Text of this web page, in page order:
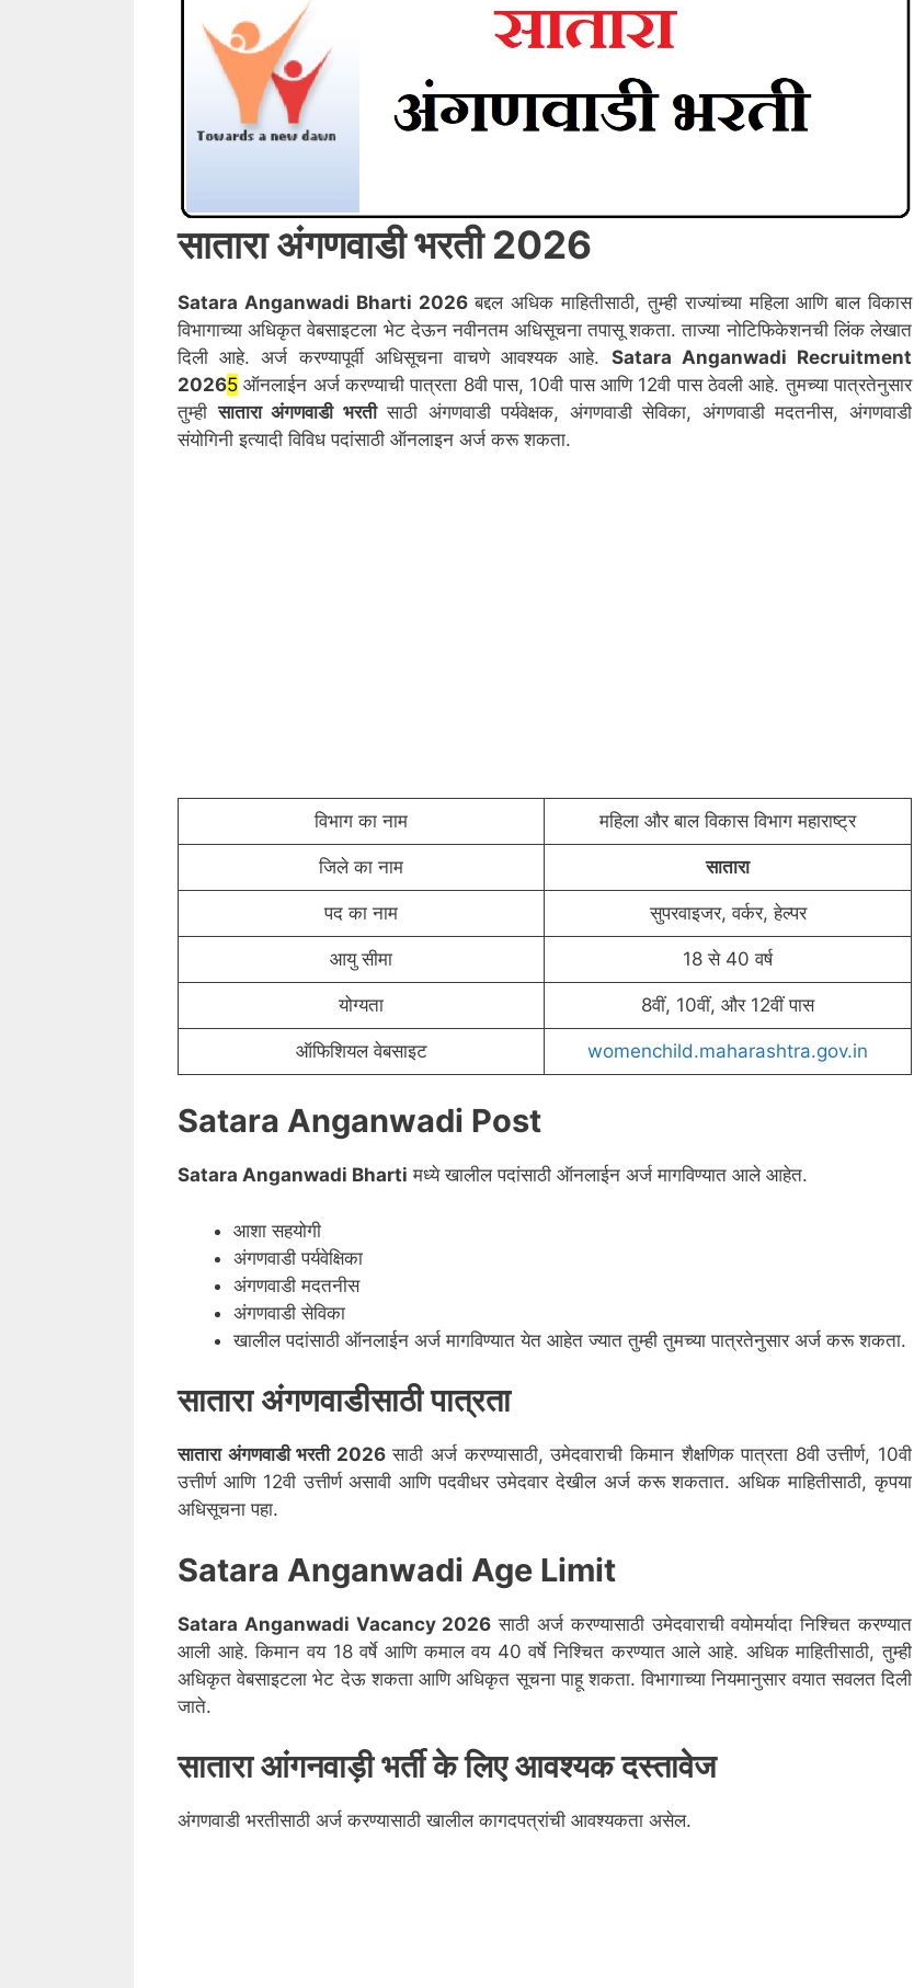
साताराअंगणवाडी भरती 2026
Satara Anganwadi Bharti 2026बद्दल अधिक माहितीसाठी, तुम्ही राज्यांच्या महिला आणि बाल विकास
विभागाच्या अधिकृत वेबसाइटला भेट देऊन नवीनतम अधिसूचना तपासू शकता. ताज्या नोटिफिकेशनची लिंक लेखात
दिली आहे. अर्ज करण्यापूर्वी अधिसूचना वाचणे आवश्यक आहे. Satara Anganwadi Recruitment
20265 ऑनलाईन अर्ज करण्याची पात्रता 8वी पास, 10वी पास आणि 12वी पास ठेवली आहे. तुमच्या पात्रतेनुसार
तुम्हीसाताराअंगणवाडी भरतीसाठी अंगणवाडी पर्यवेक्षक, अंगणवाडी सेविका, अंगणवाडी मदतनीस, अंगणवाडी
संयोगिनी इत्यादी विविध पदांसाठी ऑनलाइन अर्ज करू शकता.
विभाग का नाम महिला और बाल विकास विभाग महाराष्ट्र
जिले का नाम सातारा
पद का नाम सुपरवाइजर, वर्कर, हेल्पर
आयु सीमा 18 से 40 वर्ष
योग्यता 8वीं, 10वीं, और 12वीं पास
ऑफिशियल वेबसाइट womenchild.maharashtra.gov.in
Satara Anganwadi Post
Satara Anganwadi Bharti मध्ये खालील पदांसाठी ऑनलाईन अर्ज मागविण्यात आले आहेत.
आशा सहयोगी
अंगणवाडी पर्यवेक्षिका
अंगणवाडी मदतनीस
अंगणवाडी सेविका
खालील पदांसाठी ऑनलाईन अर्ज मागविण्यात येत आहेत ज्यात तुम्ही तुमच्या पात्रतेनुसार अर्ज करू शकता.
सातारा अंगणवाडीसाठी पात्रता
सातारा अंगणवाडी भरती 2026साठी अर्ज करण्यासाठी, उमेदवाराची किमान शैक्षणिक पात्रता 8वी उत्तीर्ण, 10वी
उत्तीर्ण आणि 12वी उत्तीर्ण असावी आणि पदवीधर उमेदवार देखील अर्ज करू शकतात. अधिक माहितीसाठी, कृपया
अधिसूचना पहा.
Satara Anganwadi Age Limit
Satara Anganwadi Vacancy 2026 साठी अर्ज करण्यासाठी उमेदवाराची वयोमर्यादा निश्चित करण्यात
आली आहे. किमान वय 18 वर्षे आणि कमाल वय 40 वर्षे निश्चित करण्यात आले आहे. अधिक माहितीसाठी, तुम्ही
अधिकृत वेबसाइटला भेट देऊ शकता आणि अधिकृत सूचना पाहू शकता. विभागाच्या नियमानुसार वयात सवलत दिली
जाते.
साताराआंगनवाड़ी भर्ती के लिए आवश्यक दस्तावेज
अंगणवाडी भरतीसाठी अर्ज करण्यासाठी खालील कागदपत्रांची आवश्यकता असेल.